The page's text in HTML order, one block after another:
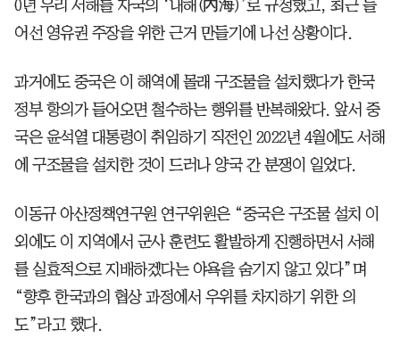
0년 우리 서해를 자국의 ‘내해(內海)’로 규정했고, 최근 들
어선 영유권 주장을 위한 근거 만들기에 나선 상황이다.
과거에도 중국은 이 해역에 몰래 구조물을 설치했다가 한국
정부 항의가 들어오면 철수하는 행위를 반복해왔다. 앞서 중
국은 윤석열 대통령이 취임하기 직전인 2022년 4월에도 서해
에 구조물을 설치한 것이 드러나 양국 간 분쟁이 일었다.
이동규 아산정책연구원 연구위원은 “중국은 구조물 설치 이
외에도 이 지역에서 군사 훈련도 활발하게 진행하면서 서해
를 실효적으로 지배하겠다는 야욕을 숨기지 않고 있다”며
“향후 한국과의 협상 과정에서 우위를 차지하기 위한 의
도”라고 했다.